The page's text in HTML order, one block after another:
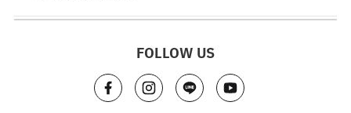
FOLLOW US